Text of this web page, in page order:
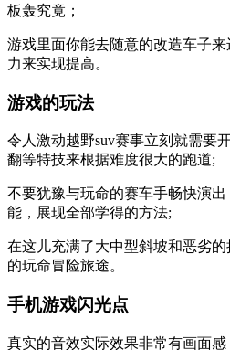
板轰究竟；
游戏里面你能去随意的改造车子
力来实现提高。
游戏的玩法
令人激动越野suv赛事立刻就需要
翻等特技来根据难度很大的跑道;
不要犹豫与玩命的赛车手畅快演
能，展现全部学得的方法;
在这儿充满了大中型斜坡和恶劣
的玩命冒险旅途。
手机游戏闪光点
真实的音效实际效果非常有画面